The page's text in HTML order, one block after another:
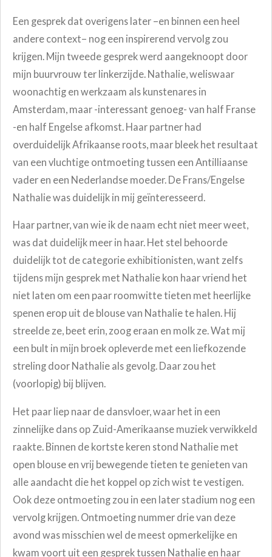
Een gesprek dat overigens later –en binnen een heel
andere context– nog een inspirerend vervolg zou
krijgen. Mijn tweede gesprek werd aangeknoopt door
mijn buurvrouw ter linkerzijde. Nathalie, weliswaar
woonachtig en werkzaam als kunstenares in
Amsterdam, maar -interessant genoeg- van half Franse
-en half Engelse afkomst. Haar partner had
overduidelijk Afrikaanse roots, maar bleek het resultaat
van een vluchtige ontmoeting tussen een Antilliaanse
vader en een Nederlandse moeder. De Frans/Engelse
Nathalie was duidelijk in mij geïnteresseerd.
Haar partner, van wie ik de naam echt niet meer weet,
was dat duidelijk meer in haar. Het stel behoorde
duidelijk tot de categorie exhibitionisten, want zelfs
tijdens mijn gesprek met Nathalie kon haar vriend het
niet laten om een paar roomwitte tieten met heerlijke
spenen erop uit de blouse van Nathalie te halen. Hij
streelde ze, beet erin, zoog eraan en molk ze. Wat mij
een bult in mijn broek opleverde met een liefkozende
streling door Nathalie als gevolg. Daar zou het
(voorlopig) bij blijven.
Het paar liep naar de dansvloer, waar het in een
zinnelijke dans op Zuid-Amerikaanse muziek verwikkeld
raakte. Binnen de kortste keren stond Nathalie met
open blouse en vrij bewegende tieten te genieten van
alle aandacht die het koppel op zich wist te vestigen.
Ook deze ontmoeting zou in een later stadium nog een
vervolg krijgen. Ontmoeting nummer drie van deze
avond was misschien wel de meest opmerkelijke en
kwam voort uit een gesprek tussen Nathalie en haar